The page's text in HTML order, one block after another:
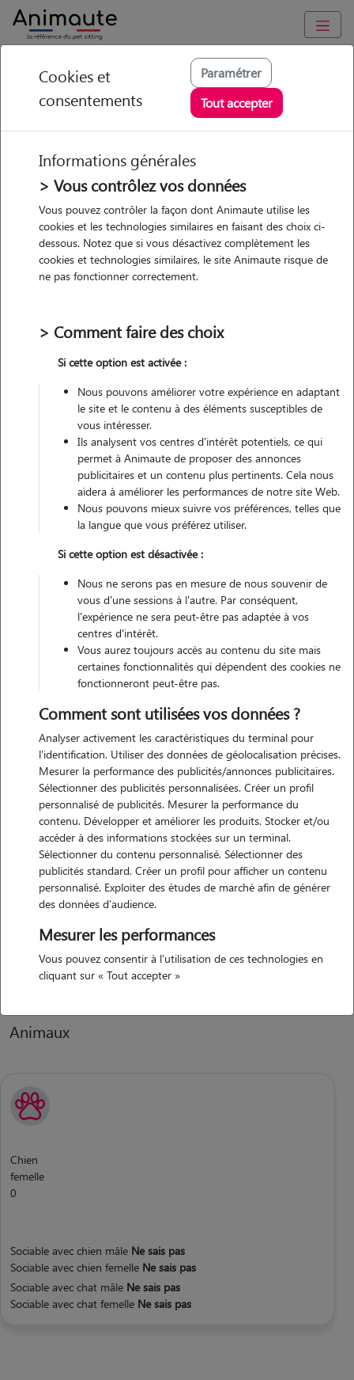
Animaute Bretagne Cotes-d'Armor /Ploufragan
Hamon - Petsitter à
PLOUFRAGAN
• 60 ans
Non véhiculé
Contacter
L'envoi d'une demande est sans engagement
Motivation
depuis ma tendre enfance j'ai toujours eu des animaux (chiens et
chats). amoureuse des animaux je milite depuis des années pour la
cause animale. depuis une vingtaine d'années je suis devenue
végétarienne tant la souffrance animale me tient à coeur.
Expérience
depuis toute jeune je me suis occupée de chiens et de chats. leur bien
les soigner, les câliner fait partie intégrante de mon quotidien.
Animaux
Chien
femelle
0
Sociable avec chien mâle Ne sais pas
Sociable avec chien femelle Ne sais pas
Sociable avec chat mâle Ne sais pas
Sociable avec chat femelle Ne sais pas
Cookies et
consentements
Paramétrer
Tout accepter
Informations générales
> Vous contrôlez vos données
Vous pouvez contrôler la façon dont Animaute utilise les
cookies et les technologies similaires en faisant des choix ci-
dessous. Notez que si vous désactivez complètement les
cookies et technologies similaires, le site Animaute risque de
ne pas fonctionner correctement.
> Comment faire des choix
Si cette option est activée :
Nous pouvons améliorer votre expérience en adaptant
le site et le contenu à des éléments susceptibles de
vous intéresser.
Ils analysent vos centres d'intérêt potentiels, ce qui
permet à Animaute de proposer des annonces
publicitaires et un contenu plus pertinents. Cela nous
aidera à améliorer les performances de notre site Web.
Nous pouvons mieux suivre vos préférences, telles que
la langue que vous préférez utiliser.
Si cette option est désactivée :
Nous ne serons pas en mesure de nous souvenir de
vous d'une sessions à l'autre. Par conséquent,
l'expérience ne sera peut-être pas adaptée à vos
centres d'intérêt.
Vous aurez toujours accès au contenu du site mais
certaines fonctionnalités qui dépendent des cookies ne
fonctionneront peut-être pas.
Comment sont utilisées vos données ?
Analyser activement les caractéristiques du terminal pour
l'identification. Utiliser des données de géolocalisation précises.
Mesurer la performance des publicités/annonces publicitaires.
Sélectionner des publicités personnalisées. Créer un profil
personnalisé de publicités. Mesurer la performance du
contenu. Développer et améliorer les produits. Stocker et/ou
accéder à des informations stockées sur un terminal.
Sélectionner du contenu personnalisé. Sélectionner des
publicités standard. Créer un profil pour afficher un contenu
personnalisé. Exploiter des études de marché afin de générer
des données d'audience.
Mesurer les performances
Vous pouvez consentir à l'utilisation de ces technologies en
cliquant sur « Tout accepter »